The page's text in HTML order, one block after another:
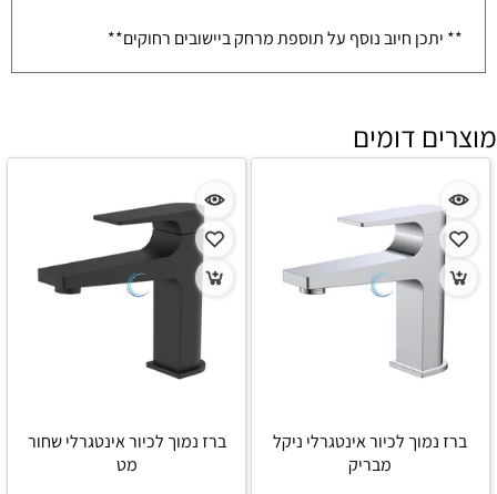
** יתכן חיוב נוסף על תוספת מרחק ביישובים רחוקים**
מוצרים דומים
ברז נמוך לכיור אינטגרלי ניקל
מבריק
ברז נמוך לכיור אינטגרלי שחור
מט